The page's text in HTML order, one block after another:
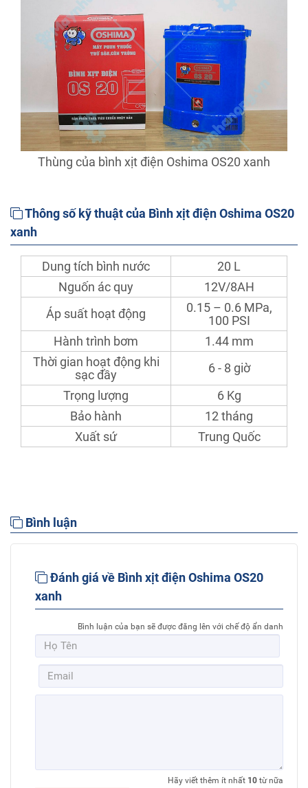
Thùng của bình xịt điện Oshima OS20 xanh
Thông số kỹ thuật của Bình xịt điện Oshima OS20
xanh
Dung tích bình nước
20 L
Nguốn ác quy
12V/8AH
Áp suất hoạt động
0.15 – 0.6 MPa,
100 PSI
Hành trình bơm
1.44 mm
Thời gian hoạt động khi
sạc đầy
6 - 8 giờ
Trọng lượng
6 Kg
Bảo hành
12 tháng
Xuất sứ
Trung Quốc
Bình luận
Đánh giá về Bình xịt điện Oshima OS20
xanh
Bình luận của bạn sẽ được đăng lên với chế độ ẩn danh
Hãy viết thêm ít nhất 10 từ nữa